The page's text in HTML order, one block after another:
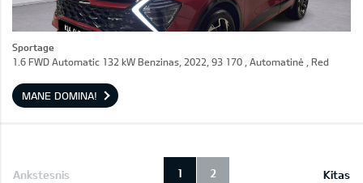
Sportage
1.6 FWD Automatic 132 kW Benzinas, 2022, 93 170 , Automatinė , Red
MANE DOMINA!
Ankstesnis Kitas
1 2